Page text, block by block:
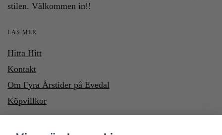
stilen. Välkommen in!!
LÄS MER
Hitta Hitt
Kontakt
Om Fyra Årstider på Evedal
Köpvillkor